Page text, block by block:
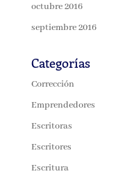
octubre 2016
septiembre 2016
Categorías
Corrección
Emprendedores
Escritoras
Escritores
Escritura